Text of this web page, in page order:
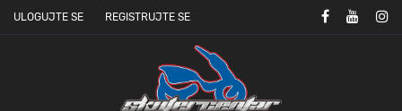
ULOGUJTE SE REGISTRUJTE SE